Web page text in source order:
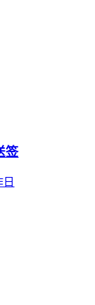
签